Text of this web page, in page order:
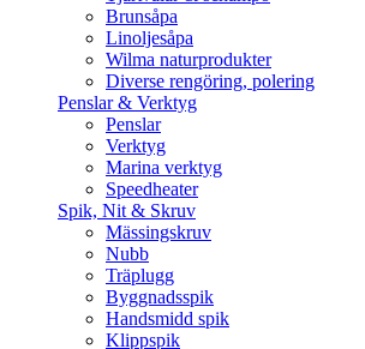
Brunsåpa
Linoljesåpa
Wilma naturprodukter
Diverse rengöring, polering
Penslar & Verktyg
Penslar
Verktyg
Marina verktyg
Speedheater
Spik, Nit & Skruv
Mässingskruv
Nubb
Träplugg
Byggnadsspik
Handsmidd spik
Klippspik